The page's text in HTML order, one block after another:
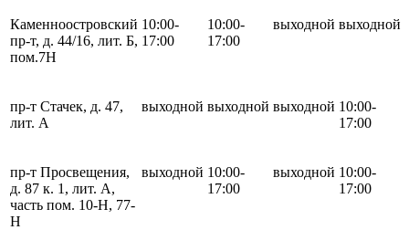
Каменноостровский
пр-т, д. 44/16, лит. Б,
пом.7Н
10:00-
17:00
10:00-
17:00
выходной выходной
пр-т Стачек, д. 47,
лит. А
выходной выходной выходной 10:00-
17:00
пр-т Просвещения,
д. 87 к. 1, лит. А,
часть пом. 10-Н, 77-
Н
выходной 10:00-
17:00
выходной 10:00-
17:00